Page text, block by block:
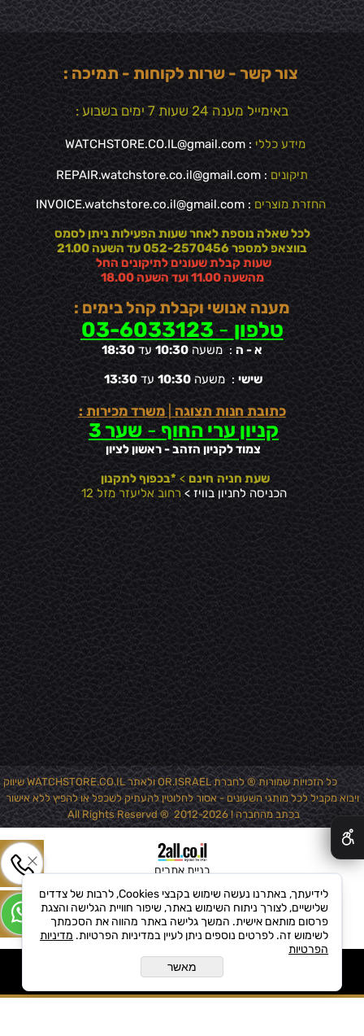
הוסף לקופה
צור קשר - שרות לקוחות - תמיכה :
באימייל מענה 24 שעות 7 ימים בשבוע :
מידע כללי :
WATCHSTORE.CO.IL@gmail.com
תיקונים : REPAIR.watchstore.co.il@gmail.com
החזרת מוצרים :
INVOICE.watchstore.co.il@gmail.com
לכל שאלה נוספת לאחר שעות הפעילות ניתן לסמס
בווצאפ למספר 052-2570456 עד השעה 21.00
שעות קבלת שעונים לתיקונים החל
מהשעה 11.00 ועד השעה 18.00
מענה אנושי וקבלת קהל בימים :
טלפון -
03-6033123
א - ה : משעה 10:30 עד18:30
שישי : משעה10:30עד13:30
כתובת חנות תצוגה |משרד מכירות :
קניון ערי החוף - שער 3
צמוד לקניון הזהב - ראשון לציון
שעת חניה חינם >*בכפוף לתקנון
הכניסה לחניון בוויז > רחוב אליעזר מזל 12
כל הזכויות שמורות ® לחברת OR.ISRAEL ולאתר WATCHSTORE.CO.IL שיווק
ויבוא מקביל לכל מותגי השעונים - אסור לחלוטין להעתיק לשכפל או להפיץ ללא אישור
בכתב מהחברה ! 2012-2026 ® All Rights Reservd
בניית אתרים
✕
לידיעתך, באתרנו נעשה שימוש בקבצי Cookies, לרבות של צדדים
שלישיים, לצורך ניתוח השימוש באתר, שיפור חוויית הגלישה והצגת
פרסום מותאם אישית. המשך גלישה באתר מהווה את הסכמתך
לשימוש זה. לפרטים נוספים ניתן לעיין במדיניות הפרטיות. מדיניות
הפרטיות
מאשר